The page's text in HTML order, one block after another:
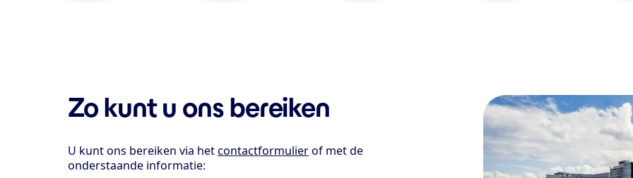
Zo kunt u ons bereiken
U kunt ons bereiken via hetcontactformulierof met de
onderstaande informatie: